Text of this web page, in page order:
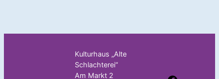
Kulturhaus „Alte
Schlachterei“
Am Markt 2